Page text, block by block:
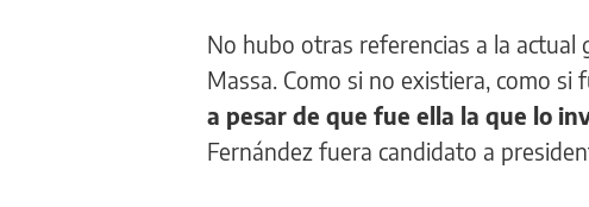
No hubo otras referencias a la actual
Massa. Como si no existiera, como si
a pesar de que fue ella la que lo
Fernández fuera candidato a